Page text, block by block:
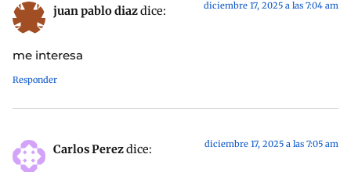
juan pablo diazdice: diciembre 17, 2025 a las 7:04 am
me interesa
Responder
Carlos Perezdice: diciembre 17, 2025 a las 7:05 am